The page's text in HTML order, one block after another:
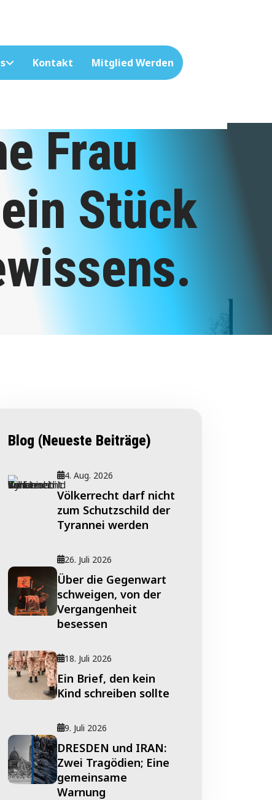
Kontakt Mitglied Werden
Frau
Stück
Blog (Neueste Beiträge)
4. Aug. 2026
Völkerrecht darf nicht
zum Schutzschild der
Tyrannei werden
26. Juli 2026
Über die Gegenwart
schweigen, von der
Vergangenheit
besessen
18. Juli 2026
Ein Brief, den kein
Kind schreiben sollte
9. Juli 2026
DRESDEN und IRAN:
Zwei Tragödien; Eine
gemeinsame
Warnung